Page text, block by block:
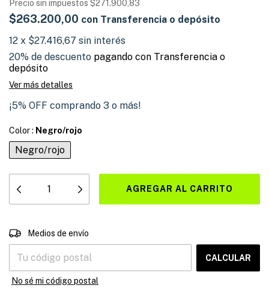
Precio sin impuestos $271.900,83
$263.200,00 con Transferencia o depósito
12 x $27.416,67 sin interés
20% de descuento pagando con Transferencia o
depósito
Ver más detalles
¡5% OFF comprando 3 o más!
Color : Negro/rojo
Negro/rojo
Entregas para el CP:
Medios de envío
CALCULAR
No sé mi código postal